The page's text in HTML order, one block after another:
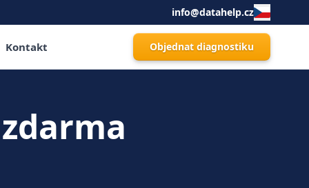
info@datahelp.cz
Kontakt Objednat diagnostiku